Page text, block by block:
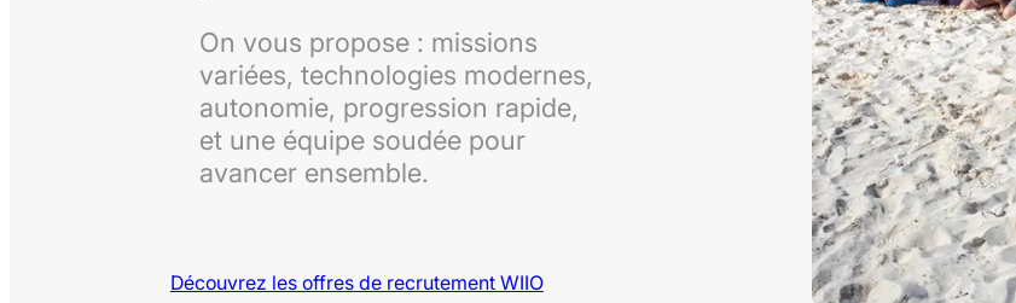
On vous propose : missions
variées, technologies modernes,
autonomie, progression rapide,
et une équipe soudée pour
avancer ensemble.
Découvrez les offres de recrutement WIIO